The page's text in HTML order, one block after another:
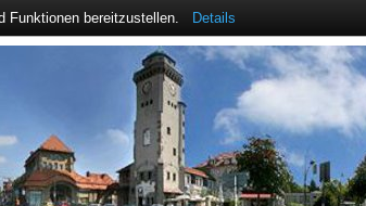
Funktionen bereitzustellen. Details